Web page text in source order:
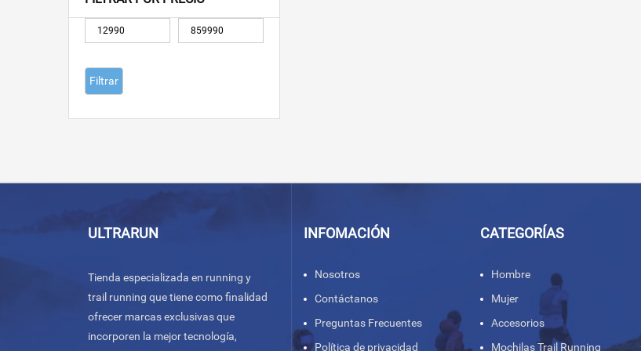
Filtrar
ULTRARUN
Tienda especializada en running y
trail running que tiene como finalidad
ofrecer marcas exclusivas que
incorporen la mejor tecnología,
INFOMACIÓN
Nosotros
Contáctanos
Preguntas Frecuentes
Política de privacidad
CATEGORÍAS
Hombre
Mujer
Accesorios
Mochilas Trail Running